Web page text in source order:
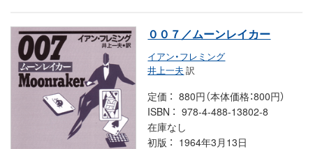
００７／ムーンレイカー
イアン・フレミング
井上一夫 訳
定価
880円（本体価格：800円）
ISBN
978-4-488-13802-8
在庫なし
初版
1964年3月13日